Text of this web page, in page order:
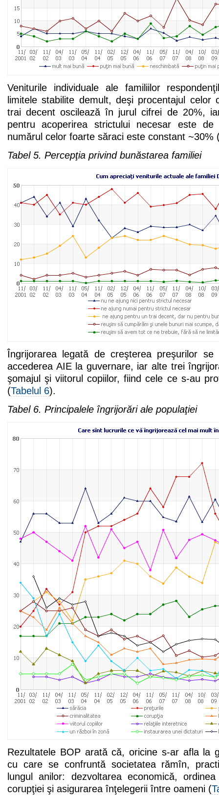
Veniturile individuale ale familiilor
limitele stabilite demult, deşi procentajul celor
trai decent oscilează în jurul cifrei de 20%,
pentru acoperirea strictului necesar este
numărul celor foarte săraci este constant ~30%
Tabel 5. Percepţia privind bunăstarea familiei
Îngrijorarea legată de creşterea preşurilor
accederea AIE la guvernare, iar alte trei
şomajul şi viitorul copiilor, fiind cele ce s-au
(Tabelul 6).
Tabel 6. Principalele îngrijorări ale populaţiei
Rezultatele BOP arată că, oricine s-ar afla la
cu care se confruntă societatea rămîn,
lungul anilor: dezvoltarea economică,
corupţiei şi asigurarea înţelegerii între oameni (